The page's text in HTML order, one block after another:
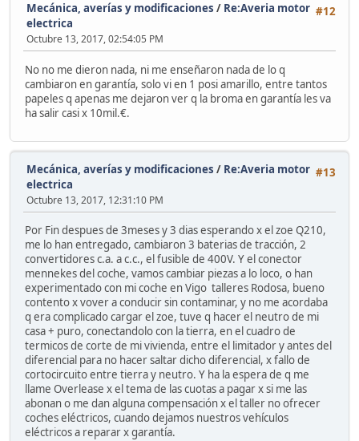
#12
Mecánica, averías y modificaciones / Re:Averia motor
electrica
Octubre 13, 2017, 02:54:05 PM
No no me dieron nada, ni me enseñaron nada de lo q
cambiaron en garantía, solo vi en 1 posi amarillo, entre tantos
papeles q apenas me dejaron ver q la broma en garantía les va
ha salir casi x 10mil.€.
#13
Mecánica, averías y modificaciones / Re:Averia motor
electrica
Octubre 13, 2017, 12:31:10 PM
Por Fin despues de 3meses y 3 dias esperando x el zoe Q210,
me lo han entregado, cambiaron 3 baterias de tracción, 2
convertidores c.a. a c.c., el fusible de 400V. Y el conector
mennekes del coche, vamos cambiar piezas a lo loco, o han
experimentado con mi coche en Vigo talleres Rodosa, bueno
contento x vover a conducir sin contaminar, y no me acordaba
q era complicado cargar el zoe, tuve q hacer el neutro de mi
casa + puro, conectandolo con la tierra, en el cuadro de
termicos de corte de mi vivienda, entre el limitador y antes del
diferencial para no hacer saltar dicho diferencial, x fallo de
cortocircuito entre tierra y neutro. Y ha la espera de q me
llame Overlease x el tema de las cuotas a pagar x si me las
abonan o me dan alguna compensación x el taller no ofrecer
coches eléctricos, cuando dejamos nuestros vehículos
eléctricos a reparar x garantía.